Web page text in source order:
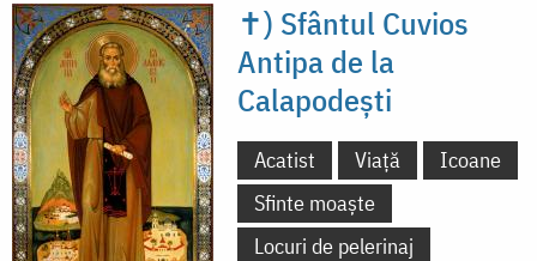
✝) Sfântul Cuvios
Antipa de la
Calapodești
Acatist Viață
Icoane
Sfinte moaște
Locuri de pelerinaj